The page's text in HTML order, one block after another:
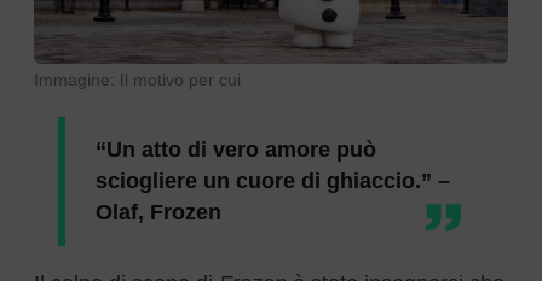
Immagine: Il motivo per cui
“Un atto di vero amore può
sciogliere un cuore di ghiaccio.” –
Olaf, Frozen